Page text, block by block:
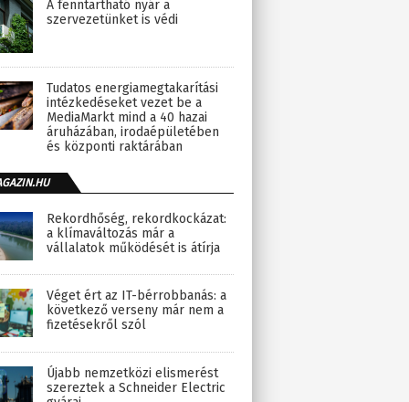
A fenntartható nyár a
szervezetünket is védi
Tudatos energiamegtakarítási
intézkedéseket vezet be a
MediaMarkt mind a 40 hazai
áruházában, irodaépületében
és központi raktárában
Rekordhőség, rekordkockázat:
a klímaváltozás már a
vállalatok működését is átírja
Véget ért az IT-bérrobbanás: a
következő verseny már nem a
fizetésekről szól
Újabb nemzetközi elismerést
szereztek a Schneider Electric